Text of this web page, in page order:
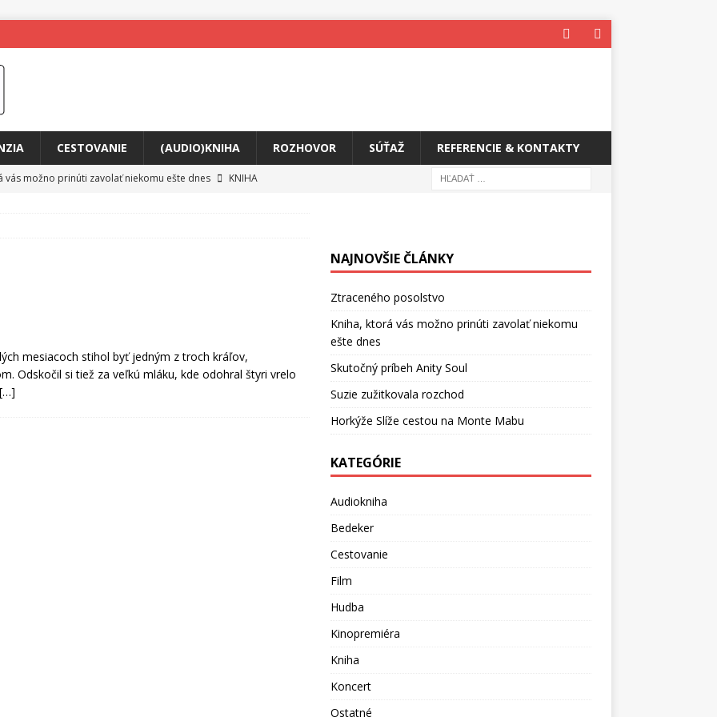
CESTOVANIE (AUDIO)KNIHA ROZHOVOR SÚŤAŽ REFERENCIE & KONTAKTY
vás možno prinúti zavolať niekomu ešte dnes
KNIHA
mesiacoch stihol byť jedným z troch kráľov,
Odskočil si tiež za veľkú mláku, kde odohral štyri vrelo
[…]
NAJNOVŠIE ČLÁNKY
Ztraceného posolstvo
Kniha, ktorá vás možno prinúti zavolať niekomu
ešte dnes
Skutočný príbeh Anity Soul
Suzie zužitkovala rozchod
Horkýže Slíže cestou na Monte Mabu
KATEGÓRIE
Audiokniha
Bedeker
Cestovanie
Film
Hudba
Kinopremiéra
Kniha
Koncert
Ostatné